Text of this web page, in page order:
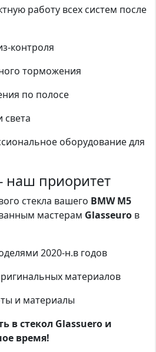
работу всех систем после
контроля
торможения
по полосе
оборудование для
наш приоритет
стекла вашего BMW M5
мастерам Glasseuro в
2020-н.в годов
материалов
и материалы
в стекол Glassuero и
время!